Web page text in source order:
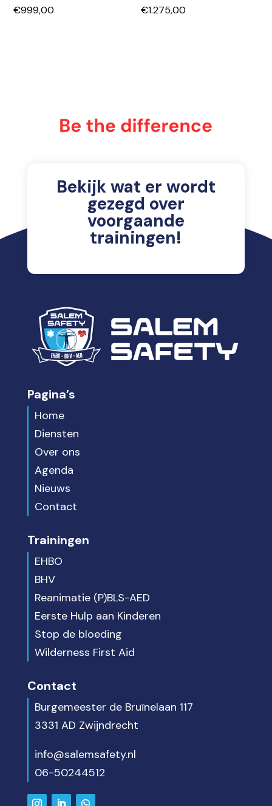
€999,00
€1.275,00
Bekijk wat er wordt
gezegd over
voorgaande
trainingen!
Pagina’s
Home
Diensten
Over ons
Agenda
Nieuws
Contact
Trainingen
EHBO
BHV
Reanimatie (P)BLS-AED
Eerste Hulp aan Kinderen
Stop de bloeding
Wilderness First Aid
Contact
Burgemeester de Bruïnelaan 117
3331 AD Zwijndrecht
info@salemsafety.nl
06-50244512